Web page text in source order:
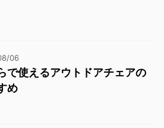
06
で使えるアウトドアチェアの
め